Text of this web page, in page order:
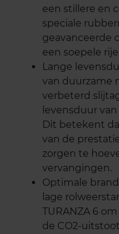
een stillere en
speciale
geavanceerde
een soepele
Lange
van duurzame
verbeterd
levensduur
Dit betekent
van de
zorgen te
vervangingen.
Optimale
lage
TURANZA 6
de CO2-